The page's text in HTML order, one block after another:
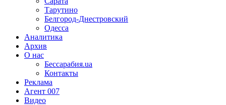
Тарутино
Белгород-Днестровский
Одесса
Аналитика
Архив
О нас
Бессарабия.ua
Контакты
Реклама
Агент 007
Видео